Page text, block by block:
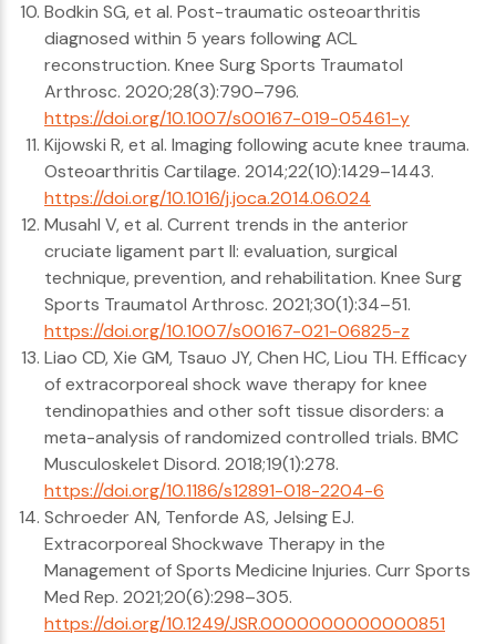
Bodkin SG, et al. Post-traumatic osteoarthritis
diagnosed within 5 years following ACL
reconstruction. Knee Surg Sports Traumatol
Arthrosc. 2020;28(3):790–796.
https://doi.org/10.1007/s00167-019-05461-y
Kijowski R, et al. Imaging following acute knee trauma.
Osteoarthritis Cartilage. 2014;22(10):1429–1443.
https://doi.org/10.1016/j.joca.2014.06.024
Musahl V, et al. Current trends in the anterior
cruciate ligament part II: evaluation, surgical
technique, prevention, and rehabilitation. Knee Surg
Sports Traumatol Arthrosc. 2021;30(1):34–51.
https://doi.org/10.1007/s00167-021-06825-z
Liao CD, Xie GM, Tsauo JY, Chen HC, Liou TH. Efficacy
of extracorporeal shock wave therapy for knee
tendinopathies and other soft tissue disorders: a
meta-analysis of randomized controlled trials. BMC
Musculoskelet Disord. 2018;19(1):278.
https://doi.org/10.1186/s12891-018-2204-6
Schroeder AN, Tenforde AS, Jelsing EJ.
Extracorporeal Shockwave Therapy in the
Management of Sports Medicine Injuries. Curr Sports
Med Rep. 2021;20(6):298–305.
https://doi.org/10.1249/JSR.0000000000000851